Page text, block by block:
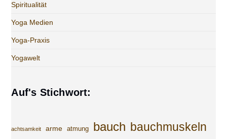
Spiritualität
Yoga Medien
Yoga-Praxis
Yogawelt
Auf's Stichwort:
achtsamkeit arme atmung bauch bauchmuskeln